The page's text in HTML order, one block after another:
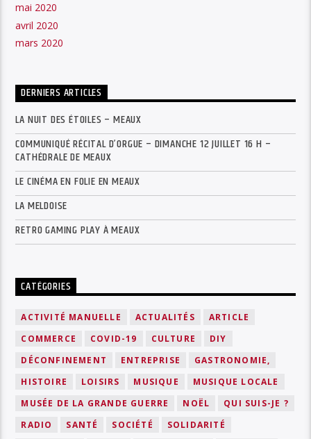
mai 2020
avril 2020
mars 2020
DERNIERS ARTICLES
LA NUIT DES ÉTOILES – MEAUX
COMMUNIQUÉ RÉCITAL D’ORGUE – DIMANCHE 12 JUILLET 16 H –
CATHÉDRALE DE MEAUX
LE CINÉMA EN FOLIE EN MEAUX
LA MELDOISE
RETRO GAMING PLAY À MEAUX
CATÉGORIES
ACTIVITÉ MANUELLE ACTUALITÉS
ARTICLE
COMMERCE
COVID-19 CULTURE
DIY
DÉCONFINEMENT
ENTREPRISE
GASTRONOMIE,
HISTOIRE
LOISIRS MUSIQUE
MUSIQUE LOCALE
MUSÉE DE LA GRANDE GUERRE
NOËL
QUI SUIS-JE ?
RADIO
SANTÉ SOCIÉTÉ
SOLIDARITÉ